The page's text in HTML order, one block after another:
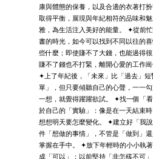
康與體態的保養，以及合適的衣著打
取得平衡，展現與年紀相符的品味和
雅，為生活注入美好的能量。 ✦從前
書的時光，如今可以找到不同以往的
些什麼；即使賺不了大錢，也能過得
賺不了錢也不打緊，離開心愛的工作
✦上了年紀後，「未來」比「過去」
單」，但只要傾聽自己的心聲，一一
一想，就覺得躍躍欲試。 ✦找一個「
於自己的「實驗」：像是在一天結束
想想明天要怎麼變化。 ✦建立好「我
件「想做的事情」，不管是「做到」
掌握在手中。 ✦放下年輕時的小小執
成「可以」；以前堅持「非怎樣不可